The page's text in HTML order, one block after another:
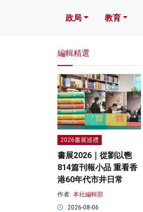
政局 教育
編輯精選
2026書展巡禮
書展2026｜從劉以鬯
814篇刊報小品 重看香
港60年代市井日常
作者: 本社編輯部
2026-08-06